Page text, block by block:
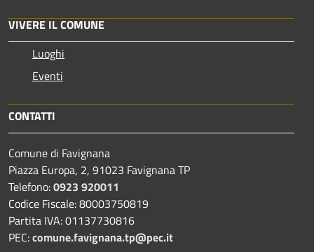
VIVERE IL COMUNE
Luoghi
Eventi
CONTATTI
Comune di Favignana
Piazza Europa, 2, 91023 Favignana TP
Telefono:0923 920011
Codice Fiscale: 80003750819
Partita IVA: 01137730816
PEC:comune.favignana.tp@pec.it